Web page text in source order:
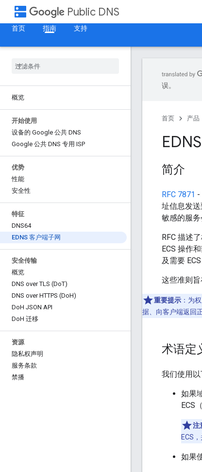
dns Public DNS
首页
指南 支持
概览
开始使用
设备的 Google 公共 DNS
Google 公共 DNS 专用 ISP
优势
性能
安全性
特征
DNS64
EDNS 客户端子网
安全传输
概览
DNS over TLS (DoT)
DNS over HTTPS (DoH)
DoH JSON API
DoH 迁移
资源
隐私权声明
服务条款
禁播
误。
首页 产品
简介
RFC 7871 -
址信息发
敏感的服
RFC 描述
ECS 操作
及需要
这些准则旨
重要提示 ：为
据、向客户端返回
术语定
我们使用以
如果
ECS
注
ECS
如果